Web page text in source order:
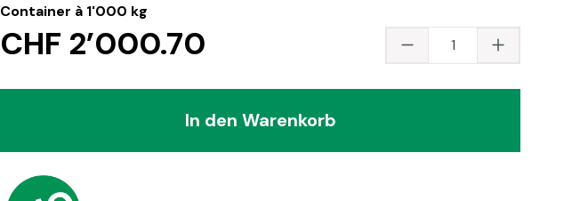
Container à 1'000 kg
CHF 2’000.70 Produkt Anzahl:
In den Warenkorb